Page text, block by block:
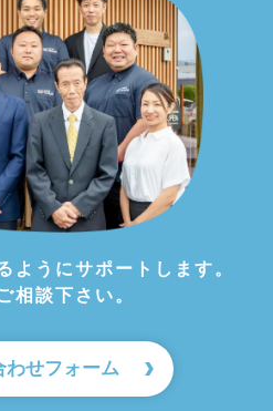
ようにサポートします。
相談下さい。
わせフォーム